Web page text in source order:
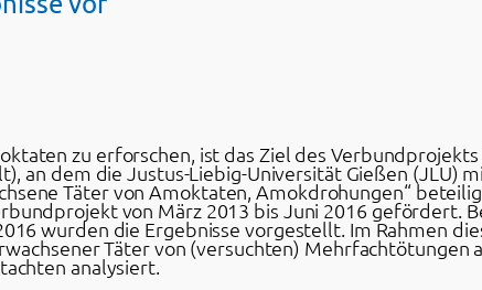
zu erforschen, ist das Ziel des Verbundprojekts
an dem die Justus-Liebig-Universität Gießen (JLU)
Täter von Amoktaten, Amokdrohungen“
von März 2013 bis Juni 2016 gefördert.
wurden die Ergebnisse vorgestellt. Im Rahmen
Täter von (versuchten) Mehrfachtötungen
analysiert.